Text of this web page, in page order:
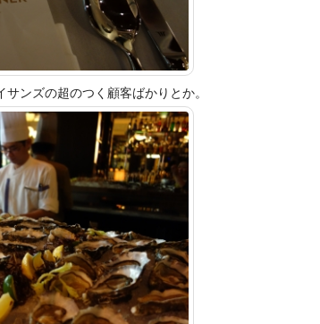
ンズの超のつく顧客ばかりとか。